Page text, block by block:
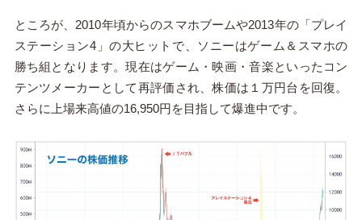
ところが、2010年頃からのスマホブームや2013年の「プレイ
ステーション4」の大ヒットで、ソニーはゲーム＆スマホの
勝ち組となります。現在はゲーム・映画・音楽といったコン
テンツメーカーとして再評価され、株価は１万円台を回復。
さらに上場来高値の16,950円を目指して爆進中です。